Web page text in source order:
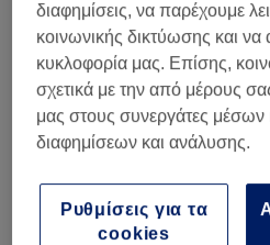
Τεχνητά Νύχια (5)
Nail Extras ( 1)
διαφημίσεις, να παρέχουμε
κοινωνικής δικτύωσης και να
κυκλοφορία μας. Επίσης,
σχετικά με την από μέρους
μας στους συνεργάτες μέσων
διαφημίσεων και ανάλυσης.
Ρυθμίσεις για τα
cookies